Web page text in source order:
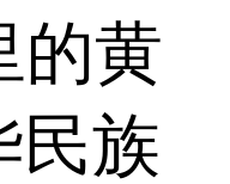
的黄
民族